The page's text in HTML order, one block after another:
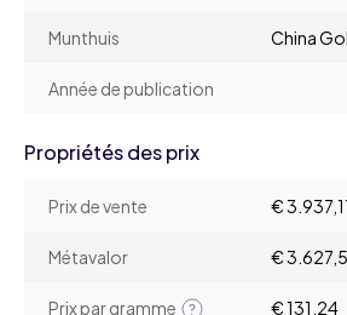
Munthuis China
Année de publication
Propriétés des prix
Prix de vente €
Métavalor €
Prix par gramme € 131,24